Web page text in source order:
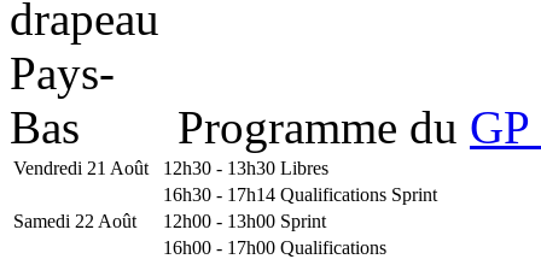
Programme du
Vendredi 21 Août 12h30 - 13h30 Libres
16h30 - 17h14 Qualifications Sprint
Samedi 22 Août
12h00 - 13h00 Sprint
16h00 - 17h00 Qualifications